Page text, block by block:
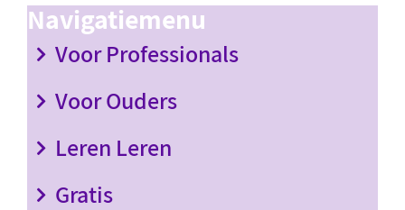
Navigatiemenu
Voor Professionals
Voor Ouders
Leren Leren
Gratis